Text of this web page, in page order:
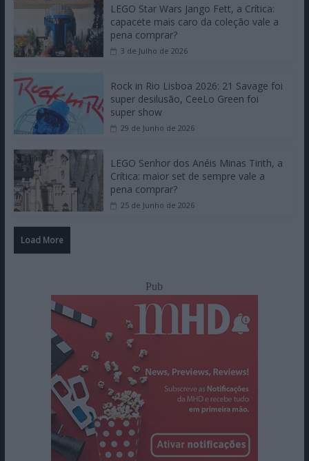
LEGO Star Wars Jango Fett, a Crítica:
capacete mais caro da coleção vale a
pena comprar?
3 de Julho de 2026
Rock in Rio Lisboa 2026: 21 Savage foi
super desilusão, CeeLo Green foi
super show
29 de Junho de 2026
LEGO Senhor dos Anéis Minas Tirith, a
Crítica: maior set de sempre vale a
pena comprar?
25 de Junho de 2026
Load More
Pub